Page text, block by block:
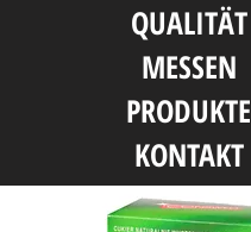
QUALITӒT
MESSEN
PRODUKTE
KONTAKT